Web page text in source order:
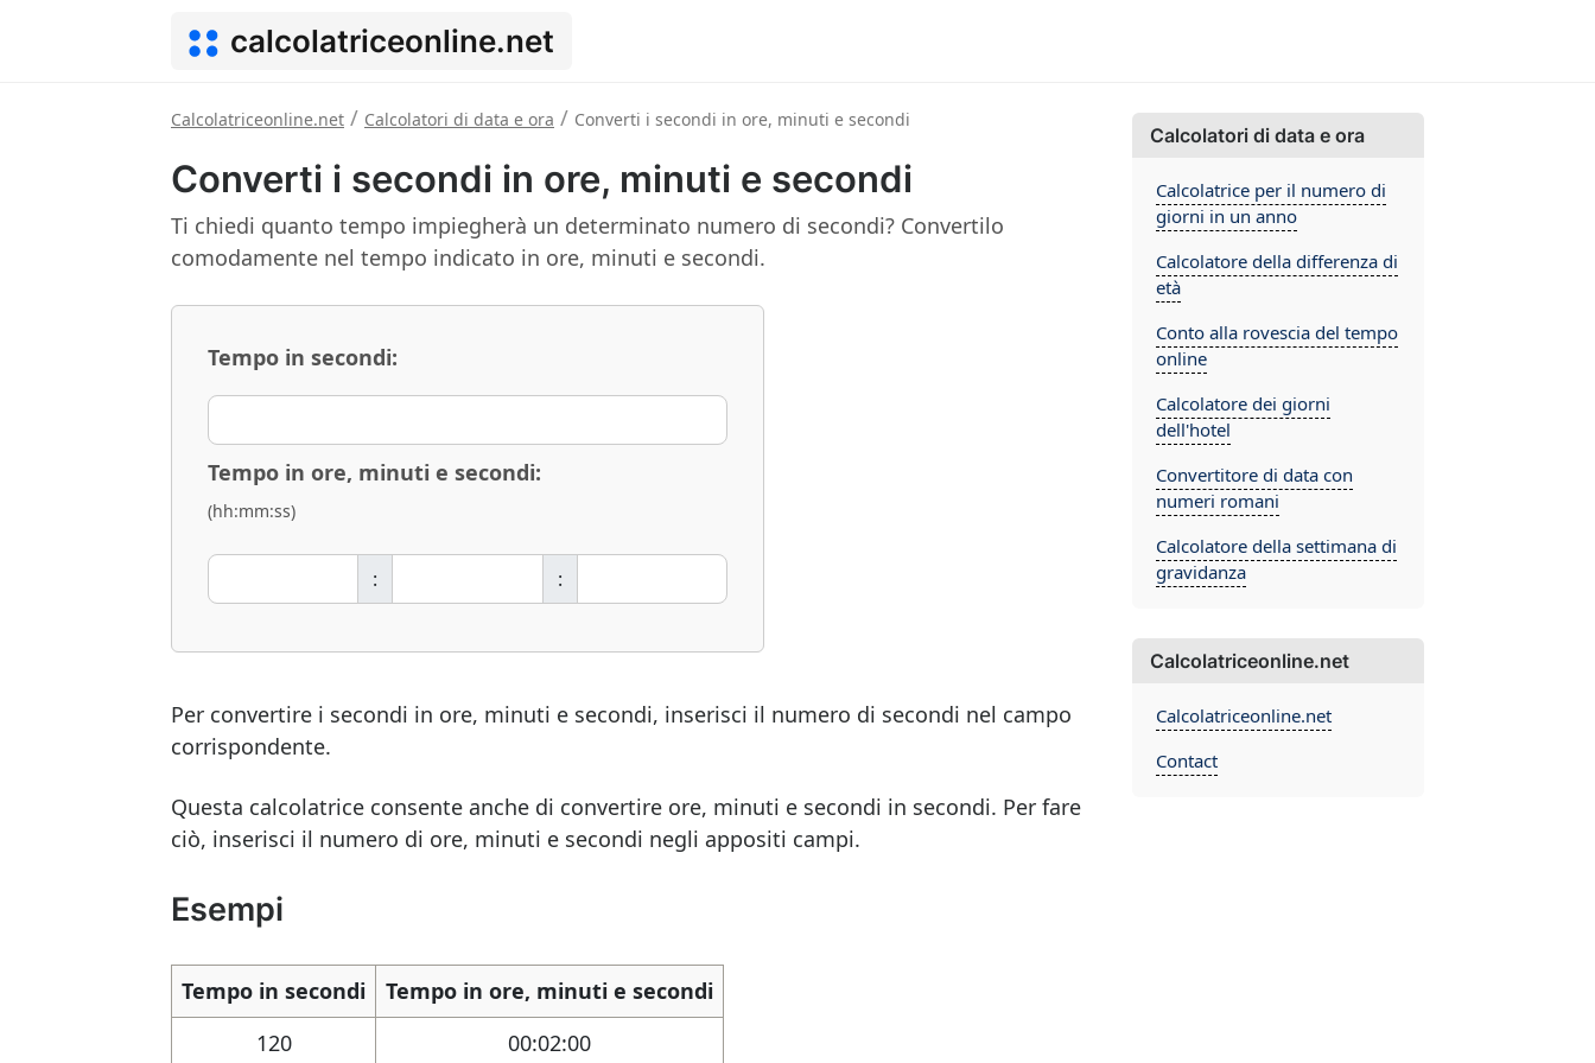
calcolatriceonline.net
Calcolatriceonline.net / Calcolatori di data e ora / Converti i secondi in ore, minuti e secondi
Converti i secondi in ore, minuti e secondi
Ti chiedi quanto tempo impiegherà un determinato numero di secondi? Convertilo
comodamente nel tempo indicato in ore, minuti e secondi.
Tempo in secondi:
Tempo in ore, minuti e secondi:
(hh:mm:ss)
: :
Per convertire i secondi in ore, minuti e secondi, inserisci il numero di secondi nel campo
corrispondente.
Questa calcolatrice consente anche di convertire ore, minuti e secondi in secondi. Per fare
ciò, inserisci il numero di ore, minuti e secondi negli appositi campi.
Esempi
Tempo in secondi
Tempo in ore, minuti e secondi
120
00:02:00
Calcolatori di data e ora
Calcolatrice per il numero di
giorni in un anno
Calcolatore della differenza di
età
Conto alla rovescia del tempo
online
Calcolatore dei giorni
dell'hotel
Convertitore di data con
numeri romani
Calcolatore della settimana di
gravidanza
Calcolatriceonline.net
Calcolatriceonline.net
Contact